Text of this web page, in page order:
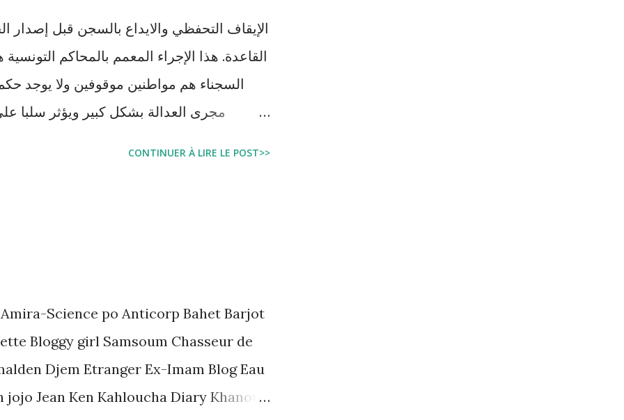
الإيقاف التحفظي والايداع بالسجن قبل إصدار
السجناء هم مواطنين موقوفين ولا يوجد
مجرى العدالة بشكل كبير ويؤثر سلبا
tunisien au regard des Lignes
CONTINUER À LIRE LE POST>>
Science po Anticorp Bahet Barjot
Bloggy girl Samsoum Chasseur de
Djem Etranger Ex-Imam Blog Eau
jojo Jean Ken Kahloucha Diary Khanouf